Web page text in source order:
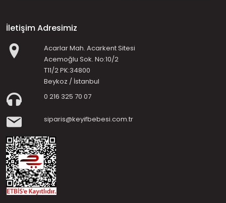
İletişim Adresimiz
Acarlar Mah. Acarkent Sitesi
Acemoğlu Sok. No:10/2
T11/2 PK:34800
Beykoz / İstanbul
0 216 325 70 07
siparis@keyifbebesi.com.tr